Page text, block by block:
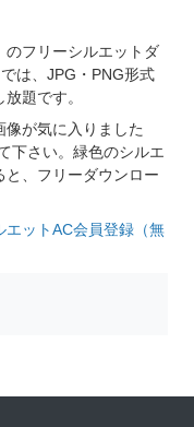
のフリーシルエットダ
は、JPG・PNG形式
題です。
が気に入りました
下さい。緑色のシルエ
と、フリーダウンロー
エットAC会員登録（無